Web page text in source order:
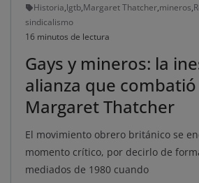
Historia,lgtb,Margaret Thatcher,mineros,
sindicalismo
16 minutos de lectura
Gays y mineros: la
alianza que combatió
Margaret Thatcher
El movimiento obrero británico se
momento crítico, por decirlo de
mediados de 1980 cuando